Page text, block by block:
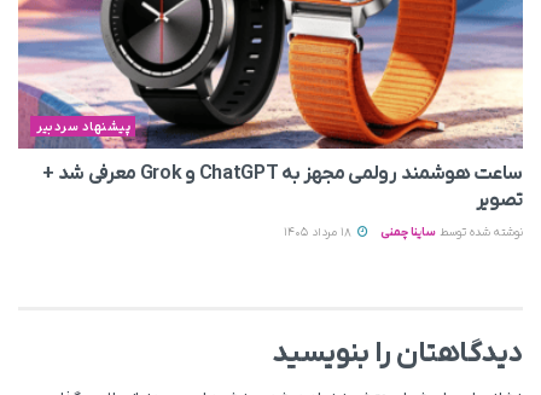
پیشنهاد سردبیر
ساعت هوشمند رولمی مجهز به ChatGPT و Grok معرفی شد +
تصویر
نوشته شده توسط ساینا چمنی
دیدگاهتان را بنویسید